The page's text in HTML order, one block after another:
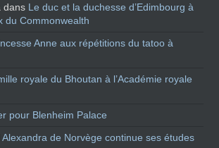
dans Le duc et la duchesse d’Edimbourg à
du Commonwealth
Anne aux répétitions du tatoo à
royale du Bhoutan à l’Académie royale
pour Blenheim Palace
Alexandra de Norvège continue ses études